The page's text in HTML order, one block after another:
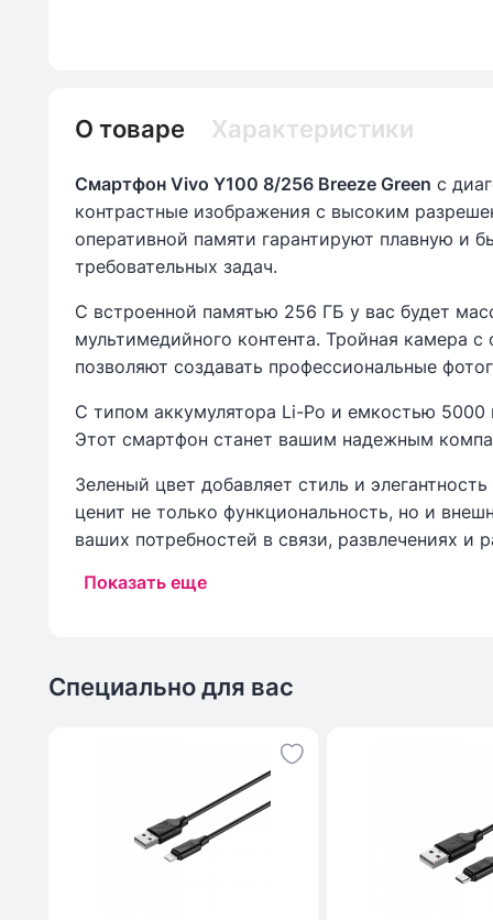
О товаре Характеристики
Смартфон Vivo Y100 8/256 Breeze Green с
контрастные изображения с высоким
оперативной памяти гарантируют плавную и
требовательных задач.
С встроенной памятью 256 ГБ у вас будет
мультимедийного контента. Тройная
позволяют создавать профессиональные
С типом аккумулятора Li-Po и емкостью
Этот смартфон станет вашим надежным
Зеленый цвет добавляет стиль и
ценит не только функциональность, но и
ваших потребностей в связи, развлечениях и
Показать еще
Специально для вас